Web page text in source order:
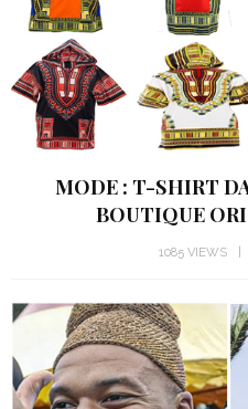
MODE : T-SHIRT
BOUTIQUE
1085 VIEWS